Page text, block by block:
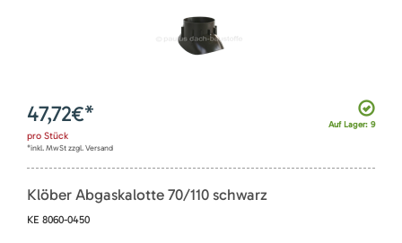
Auf Lager: 9
47,72€*
pro Stück
*inkl. MwSt zzgl. Versand
Klöber Abgaskalotte 70/110 schwarz
KE 8060-0450